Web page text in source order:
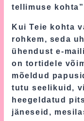
tellimuse
Kui Teie kohta
rohkem, seda
ühendust e-
on tortidele
mõeldud
tutu seelikuid,
heegeldatud
jäneseid,